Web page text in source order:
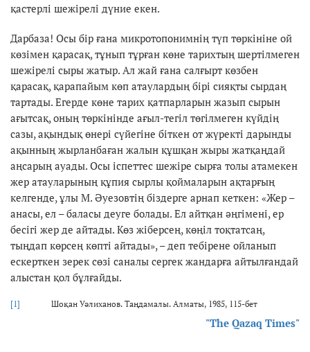
қастерлі шежірелі дүние екен.
Дарбаза! Осы бір ғана микротопонимнің түп төркініне ой
көзімен қарасақ, тұнып тұрған көне тарихтың шертілмеген
шежірелі сыры жатыр. Ал жай ғана салғырт көзбен
қарасақ, қарапайым көп атаулардың бірі сияқты сырдаң
тартады. Егерде көне тарих қатпарларын жазып сырын
ағытсақ, оның төркінінде ағыл-тегіл төгілмеген күйдің
сазы, ақындық өнері сүйегіне біткен от жүректі дарынды
ақынның жырланбаған жалын құшқан жыры жатқаңдай
аңсарың ауады. Осы іспеттес шежіре сырға толы атамекен
жер атауларының құпия сырлы қоймаларын ақтарғың
келгенде, ұлы М. Әуезовтің біздерге арнап кеткен: «Жер –
анасы, ел – баласы деуге болады. Ел айтқан әңгімені, ер
бесігі жер де айтады. Көз жіберсең, көңіл тоқтатсаң,
тыңдап көрсең көпті айтады», – деп тебірене ойланып
ескерткен зерек сөзі саналы сергек жандарға айтылғандай
алыстан қол бұлғайды.
[1] Шоқан Уәлиханов. Таңдамалы. Алматы, 1985, 115-бет
"The Qazaq Times"